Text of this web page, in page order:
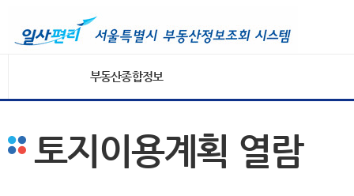
부동산종합정보
토지이용계획 열람